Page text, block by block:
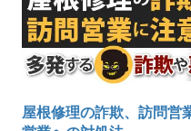
屋根修理の詐欺、訪問営